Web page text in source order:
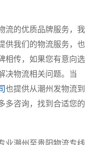
流的优质品牌服务，我
供我们的物流服务，也
相传，如果您有意向选
决物流相关问题。当
也提供从潮州发物流到
多咨询，找到合适您的
业潮州至贵阳物流专线